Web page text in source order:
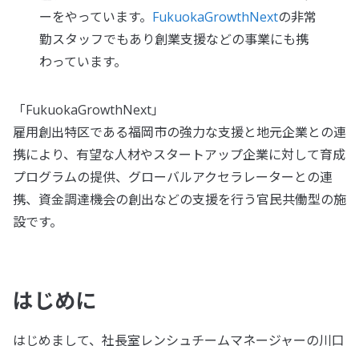
ーをやっています。 FukuokaGrowthNextの非常
勤スタッフでもあり創業支援などの事業にも携
わっています。
「FukuokaGrowthNext」
雇用創出特区である福岡市の強力な支援と地元企業との連
携により、有望な人材やスタートアップ企業に対して育成
プログラムの提供、グローバルアクセラレーターとの連
携、資金調達機会の創出などの支援を行う官民共働型の施
設です。
はじめに
はじめまして、社長室レンシュチームマネージャーの川口